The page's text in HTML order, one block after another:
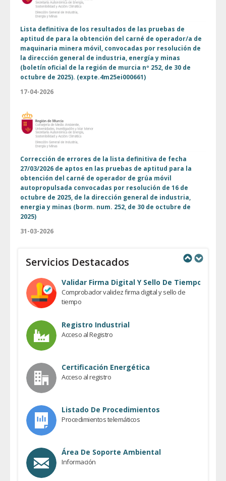
Lista definitiva de los resultados de las pruebas de
aptitud de para la obtención del carné de operador/a de
maquinaria minera móvil, convocadas por resolución de
la dirección general de industria, energía y minas
(boletín oficial de la región de murcia nº 252, de 30 de
octubre de 2025). (expte.4m25ei000661)
17-04-2026
Corrección de errores de la lista definitiva de fecha
27/03/2026 de aptos en las pruebas de aptitud para la
obtención del carné de operador de grúa móvil
autopropulsada convocadas por resolución de 16 de
octubre de 2025, de la dirección general de industria,
energia y minas (borm. num. 252, de 30 de octubre de
2025)
31-03-2026
Servicios Destacados
Validar Firma Digital Y Sello De Tiempo
Comprobador validez firma digital y sello de
tiempo
Registro Industrial
Acceso al Registro
Certificación Energética
Acceso al registro
Listado De Procedimientos
Procedimientos telemáticos
Área De Soporte Ambiental
Información
Previous